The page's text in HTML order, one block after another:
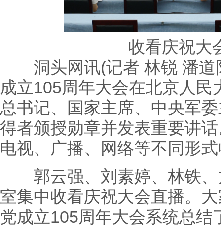
收看庆祝大
洞头网讯(记者 林锐 潘道
成立105周年大会在北京人
总书记、国家主席、中央军
得者颁授勋章并发表重要讲
电视、广播、网络等不同形
郭云强、刘素婷、林铁、
室集中收看庆祝大会直播。
党成立105周年大会系统总